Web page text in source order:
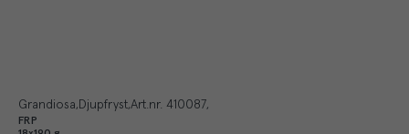
Grandiosa Djupfryst Art.nr. 410087
FRP